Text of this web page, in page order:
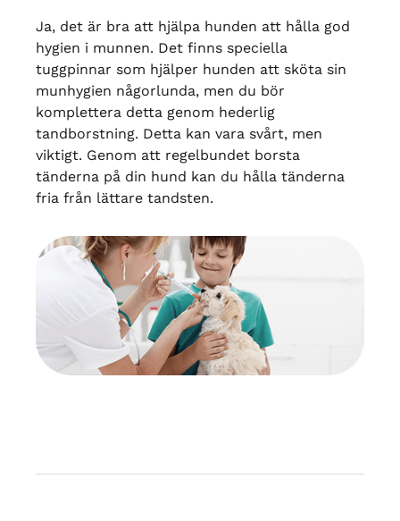
Ja, det är bra att hjälpa hunden att hålla god
hygien i munnen. Det finns speciella
tuggpinnar som hjälper hunden att sköta sin
munhygien någorlunda, men du bör
komplettera detta genom hederlig
tandborstning. Detta kan vara svårt, men
viktigt. Genom att regelbundet borsta
tänderna på din hund kan du hålla tänderna
fria från lättare tandsten.